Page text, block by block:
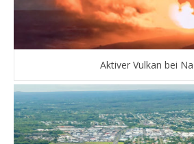
Aktiver Vulkan bei